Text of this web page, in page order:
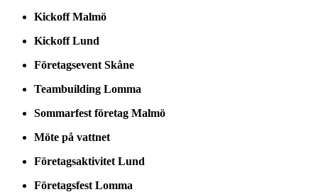
Kickoff Malmö
Kickoff Lund
Företagsevent Skåne
Teambuilding Lomma
Sommarfest företag Malmö
Möte på vattnet
Företagsaktivitet Lund
Företagsfest Lomma